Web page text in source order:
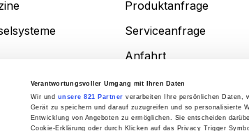
Verantwortungsvoller Umgang mit Ihren Daten
Wir und unsere 821 Partner verarbeiten Ihre persönlichen Daten,
Gerät zu speichern und darauf zuzugreifen und so personalisierte
Entwicklung von Angeboten zu ermöglichen. Sie entscheiden
Cookie-Erklärung oder durch Klicken auf das Privacy Trigger
Produktanfrage
Serviceanfrage
Anfahrt